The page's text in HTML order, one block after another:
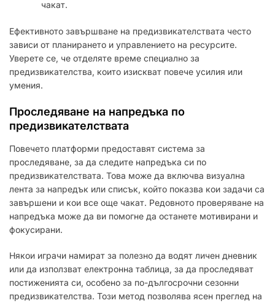
чакат.
Ефективното завършване на предизвикателствата често
зависи от планирането и управлението на ресурсите.
Уверете се, че отделяте време специално за
предизвикателства, които изискват повече усилия или
умения.
Проследяване на напредъка по
предизвикателствата
Повечето платформи предоставят система за
проследяване, за да следите напредъка си по
предизвикателствата. Това може да включва визуална
лента за напредък или списък, който показва кои задачи са
завършени и кои все още чакат. Редовното проверяване на
напредъка може да ви помогне да останете мотивирани и
фокусирани.
Някои играчи намират за полезно да водят личен дневник
или да използват електронна таблица, за да проследяват
постиженията си, особено за по-дългосрочни сезонни
предизвикателства. Този метод позволява ясен преглед на